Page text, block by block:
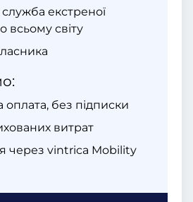
екстреної
всьому світу
без підписки
витрат
через vintrica Mobility